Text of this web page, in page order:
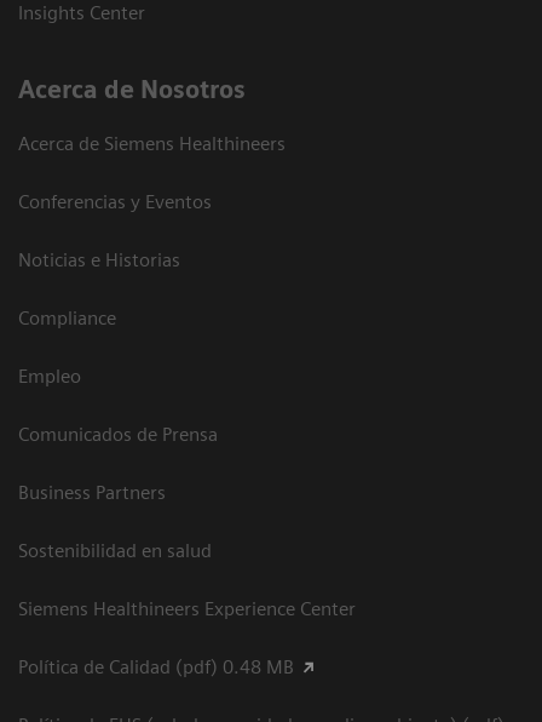
Insights Center
Acerca de Nosotros
Acerca de Siemens Healthineers
Conferencias y Eventos
Noticias e Historias
Compliance
Empleo
Comunicados de Prensa
Business Partners
Sostenibilidad en salud
Siemens Healthineers Experience Center
Política de Calidad (pdf) 0.48 MB